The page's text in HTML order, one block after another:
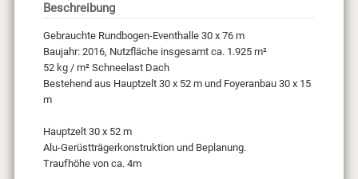
Beschreibung
Gebrauchte Rundbogen-Eventhalle 30 x 76 m
Baujahr: 2016, Nutzfläche insgesamt ca. 1.925 m²
52 kg / m² Schneelast Dach
Bestehend aus Hauptzelt 30 x 52 m und Foyeranbau 30 x 15
m
Hauptzelt 30 x 52 m
Alu-Gerüstträgerkonstruktion und Beplanung.
Traufhöhe von ca. 4m